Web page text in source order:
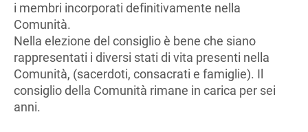
i membri incorporati definitivamente nella
Comunità.
Nella elezione del consiglio è bene che siano
rappresentati i diversi stati di vita presenti nella
Comunità, (sacerdoti, consacrati e famiglie). Il
consiglio della Comunità rimane in carica per sei
anni.